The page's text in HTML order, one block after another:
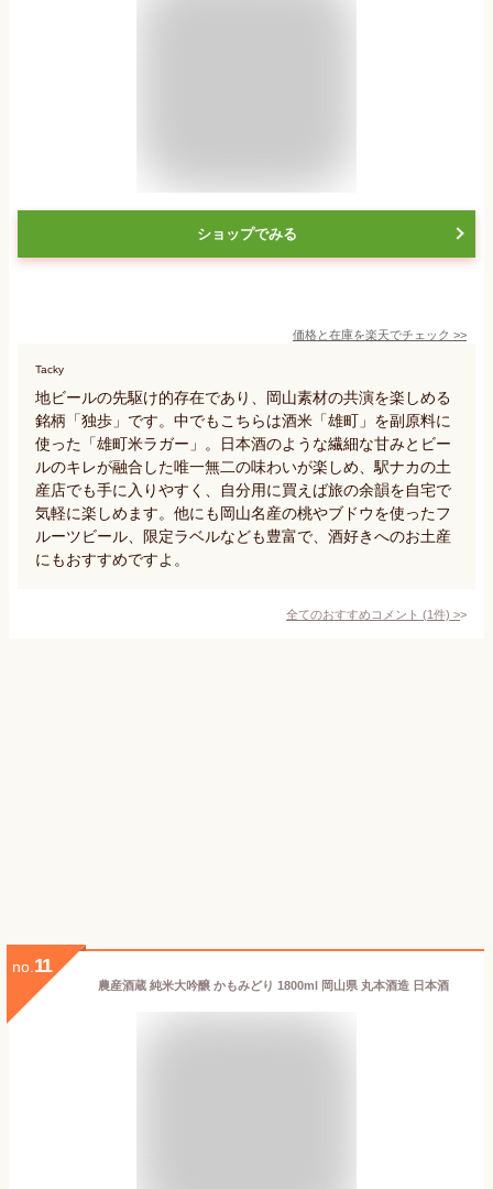
ショップでみる
価格と在庫を楽天でチェック >>
Tacky
地ビールの先駆け的存在であり、岡山素材の共演を楽しめる
銘柄「独歩」です。中でもこちらは酒米「雄町」を副原料に
使った「雄町米ラガー」。日本酒のような繊細な甘みとビー
ルのキレが融合した唯一無二の味わいが楽しめ、駅ナカの土
産店でも手に入りやすく、自分用に買えば旅の余韻を自宅で
気軽に楽しめます。他にも岡山名産の桃やブドウを使ったフ
ルーツビール、限定ラベルなども豊富で、酒好きへのお土産
にもおすすめですよ。
全てのおすすめコメント (1件) >
no. 11
農産酒蔵 純米大吟醸 かもみどり 1800ml 岡山県 丸本酒造 日本酒